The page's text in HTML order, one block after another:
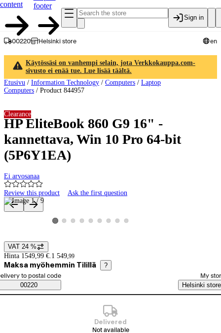
content
footer
Sign in
00220 Helsinki store en
Käytössäsi on vanhempi selain, jota Verkkokauppa.com-
sivusto ei enää tue. Lue lisää täältä.
Etusivu / Information Technology / Computers / Laptop
Computers / Product 844957
HP EliteBook 860 G9 16" -
kannettava, Win 10 Pro 64-bit
(5P6Y1EA)
Ei arvosanaa
Review this product Ask the first question
Clearance
Product images and videos
View product image 1
View product image 2
View product image 3
View product image 4
View product image 5
View product image 6
View product image 7
View product image 8
View product image 9
Price details
VAT 24 %
Hinta 1549,99 €. 1 549,99
Maksa myöhemmin Tilillä ?
Saatavuustiedot
order method
to postal code
00220
My
Helsinki store
Delivered
Not available